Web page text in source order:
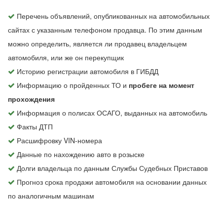
Перечень объявлений, опубликованных на автомобильных
сайтах с указанным телефоном продавца. По этим данным
можно определить, является ли продавец владельцем
автомобиля, или же он перекупщик
Историю регистрации автомобиля в ГИБДД
Информацию о пройденных ТО и пробеге на момент
прохождения
Информация о полисах ОСАГО, выданных на автомобиль
Факты ДТП
Расшифровку VIN-номера
Данные по нахождению авто в розыске
Долги владельца по данным Службы Судебных Приставов
Прогноз срока продажи автомобиля на основании данных
по аналогичным машинам